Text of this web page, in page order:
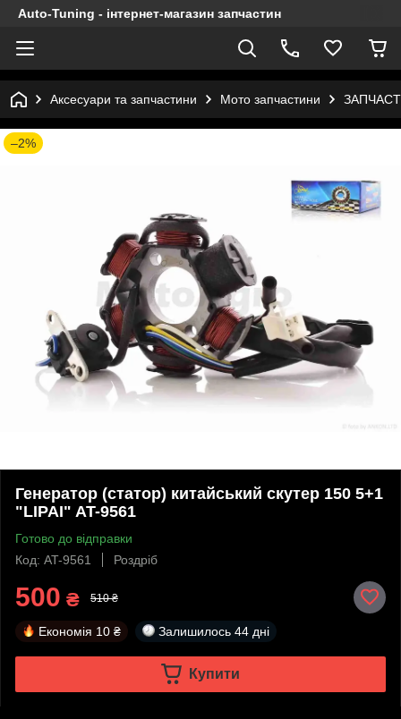
Auto-Tuning - інтернет-магазин запчастин
Аксесуари та запчастини Мото запчастини
–2%
Генератор (статор) китайський скутер 150 5+1
"LIPAI" AT-9561
Готово до відправки
Код: AT-9561
Роздріб
500 ₴ 510 ₴
Економія 10 ₴ Залишилось 44 дні
Купити